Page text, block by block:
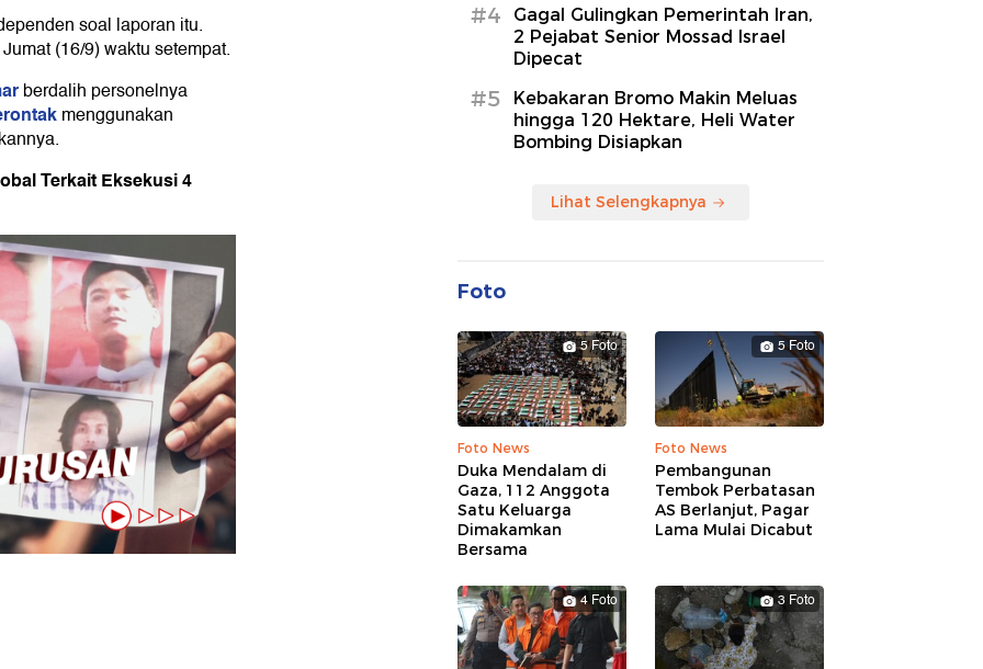
soal laporan itu.
(16/9) waktu setempat.
berdalih personelnya
menggunakan
Terkait Eksekusi 4
#4
Gagal Gulingkan Pemerintah Iran,
2 Pejabat Senior Mossad Israel
Dipecat
#5
Kebakaran Bromo Makin Meluas
hingga 120 Hektare, Heli Water
Bombing Disiapkan
Lihat Selengkapnya
Foto
5 Foto
Foto News
Duka Mendalam di
Gaza, 112 Anggota
Satu Keluarga
Dimakamkan
Bersama
5 Foto
Foto News
Pembangunan
Tembok Perbatasan
AS Berlanjut, Pagar
Lama Mulai Dicabut
4 Foto 3 Foto